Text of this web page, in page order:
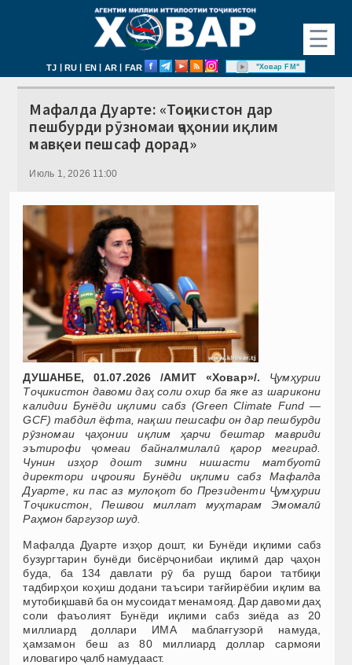
☰
TJ | RU | EN | AR | FAR "Ховар FM"
Мафалда Дуарте: «Тоҷикистон дар
пешбурди рӯзномаи ҷаҳонии иқлим
мавқеи пешсаф дорад»
Июль 1, 2026 11:00
ДУШАНБЕ, 01.07.2026 /АМИТ «Ховар»/.
Ҷумҳурии
Тоҷикистон давоми даҳ соли охир ба яке аз шарикони
калидии Бунёди иқлими сабз (Green Climate Fund —
GCF) табдил ёфта, нақши пешсафи он дар пешбурди
рӯзномаи ҷаҳонии иқлим ҳарчи бештар мавриди
эътирофи ҷомеаи байналмилалӣ қарор мегирад.
Чунин изҳор дошт зимни нишасти матбуотӣ
директори иҷроияи Бунёди иқлими сабз Мафалда
Дуарте, ки пас аз мулоқот бо Президенти Ҷумҳурии
Тоҷикистон, Пешвои миллат муҳтарам Эмомалӣ
Раҳмон баргузор шуд.
Мафалда Дуарте изҳор дошт, ки Бунёди иқлими сабз
бузургтарин бунёди бисёрҷонибаи иқлимӣ дар ҷаҳон
буда, ба 134 давлати рӯ ба рушд барои татбиқи
тадбирҳои коҳиш додани таъсири тағйирёбии иқлим ва
мутобиқшавӣ ба он мусоидат менамояд. Дар давоми даҳ
соли фаъолият Бунёди иқлими сабз зиёда аз 20
миллиард доллари ИМА маблағгузорӣ намуда,
ҳамзамон беш аз 80 миллиард доллар сармояи
иловагиро ҷалб намудааст.